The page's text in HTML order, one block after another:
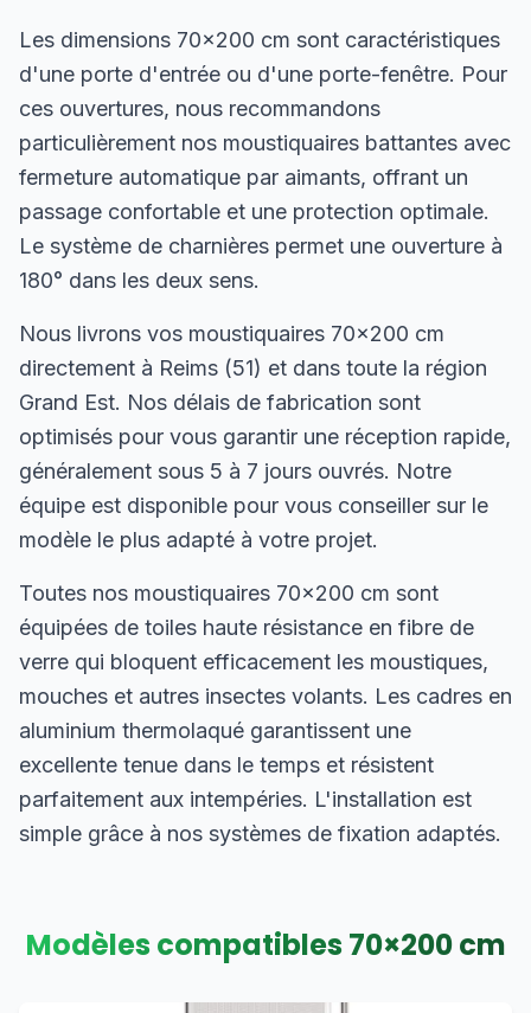
Les dimensions 70×200 cm sont caractéristiques
d'une porte d'entrée ou d'une porte-fenêtre. Pour
ces ouvertures, nous recommandons
particulièrement nos moustiquaires battantes avec
fermeture automatique par aimants, offrant un
passage confortable et une protection optimale.
Le système de charnières permet une ouverture à
180° dans les deux sens.
Nous livrons vos moustiquaires 70×200 cm
directement à Reims (51) et dans toute la région
Grand Est. Nos délais de fabrication sont
optimisés pour vous garantir une réception rapide,
généralement sous 5 à 7 jours ouvrés. Notre
équipe est disponible pour vous conseiller sur le
modèle le plus adapté à votre projet.
Toutes nos moustiquaires 70×200 cm sont
équipées de toiles haute résistance en fibre de
verre qui bloquent efficacement les moustiques,
mouches et autres insectes volants. Les cadres en
aluminium thermolaqué garantissent une
excellente tenue dans le temps et résistent
parfaitement aux intempéries. L'installation est
simple grâce à nos systèmes de fixation adaptés.
Modèles compatibles70×200cm